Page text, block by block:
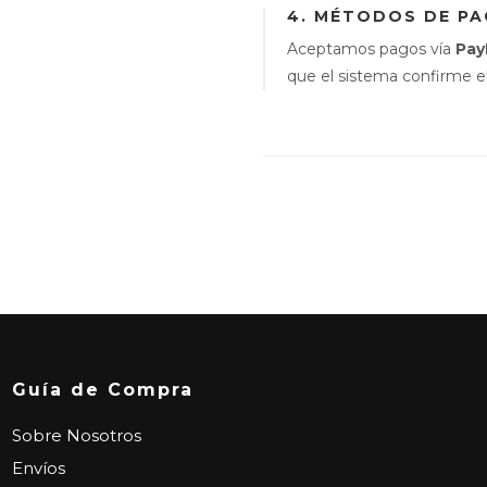
4. MÉTODOS DE
Aceptamos pagos vía
que el sistema confirme
Guía de Compra
Sobre Nosotros
Envíos